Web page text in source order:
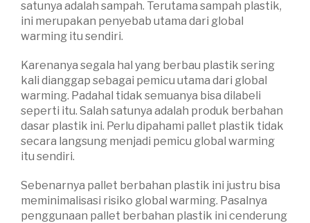
satunya adalah sampah. Terutama sampah plastik,
ini merupakan penyebab utama dari global
warming itu sendiri.
Karenanya segala hal yang berbau plastik sering
kali dianggap sebagai pemicu utama dari global
warming. Padahal tidak semuanya bisa dilabeli
seperti itu. Salah satunya adalah produk berbahan
dasar plastik ini. Perlu dipahami pallet plastik tidak
secara langsung menjadi pemicu global warming
itu sendiri.
Sebenarnya pallet berbahan plastik ini justru bisa
meminimalisasi risiko global warming. Pasalnya
penggunaan pallet berbahan plastik ini cenderung